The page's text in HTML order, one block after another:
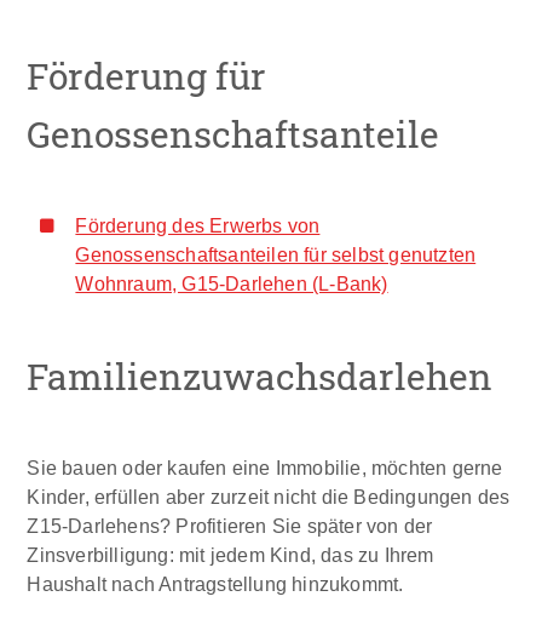
Förderung für
Genossenschaftsanteile
Förderung des Erwerbs von
Genossenschaftsanteilen für selbst genutzten
Wohnraum, G15-Darlehen (L-Bank)
Familienzuwachsdarlehen
Sie bauen oder kaufen eine Immobilie, möchten gerne
Kinder, erfüllen aber zurzeit nicht die Bedingungen des
Z15-Darlehens? Profitieren Sie später von der
Zinsverbilligung: mit jedem Kind, das zu Ihrem
Haushalt nach Antragstellung hinzukommt.